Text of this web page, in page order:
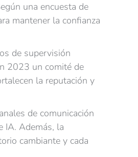
una encuesta de
mantener la confianza
de supervisión
2023 un comité de
la reputación y
de comunicación
IA. Además, la
cambiante y cada